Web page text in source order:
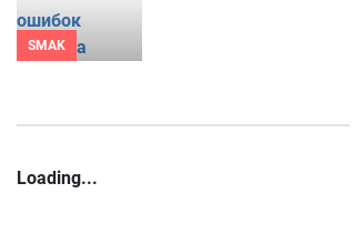
SMAK
Loading...